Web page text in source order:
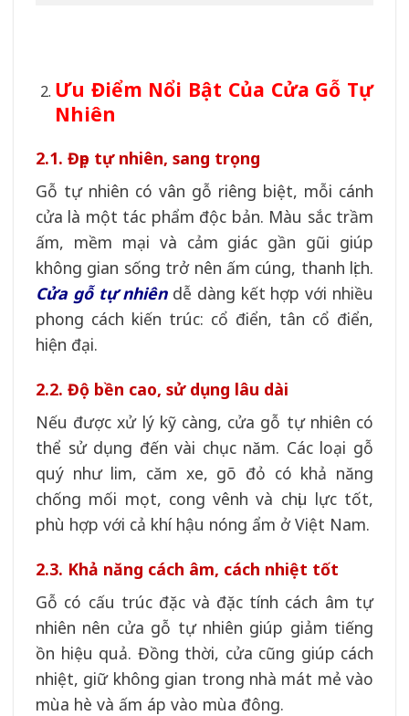
Ưu Điểm Nổi Bật Của Cửa Gỗ Tự
Nhiên
2.1. Đẹp tự nhiên, sang trọng
Gỗ tự nhiên có vân gỗ riêng biệt, mỗi cánh
cửa là một tác phẩm độc bản. Màu sắc trầm
ấm, mềm mại và cảm giác gần gũi giúp
không gian sống trở nên ấm cúng, thanh lịch.
Cửa gỗ tự nhiêndễ dàng kết hợp với nhiều
phong cách kiến trúc: cổ điển, tân cổ điển,
hiện đại.
2.2. Độ bền cao, sử dụng lâu dài
Nếu được xử lý kỹ càng, cửa gỗ tự nhiên có
thể sử dụng đến vài chục năm. Các loại gỗ
quý như lim, căm xe, gõ đỏ có khả năng
chống mối mọt, cong vênh và chịu lực tốt,
phù hợp với cả khí hậu nóng ẩm ở Việt Nam.
2.3. Khả năng cách âm, cách nhiệt tốt
Gỗ có cấu trúc đặc và đặc tính cách âm tự
nhiên nên cửa gỗ tự nhiên giúp giảm tiếng
ồn hiệu quả. Đồng thời, cửa cũng giúp cách
nhiệt, giữ không gian trong nhà mát mẻ vào
mùa hè và ấm áp vào mùa đông.